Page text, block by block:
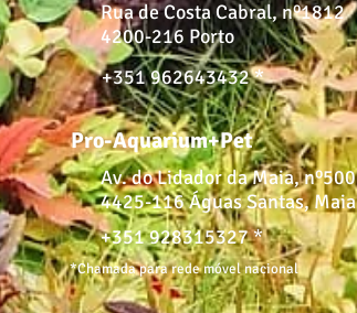
Rua de Costa Cabral, nº1812
4200-216 Porto
+351 962643432 *
Pro-Aquarium+Pet
Av. do Lidador da Maia, nº500
4425-116 Águas Santas, Maia
+351 928315327 *
*Chamada para rede móvel nacional